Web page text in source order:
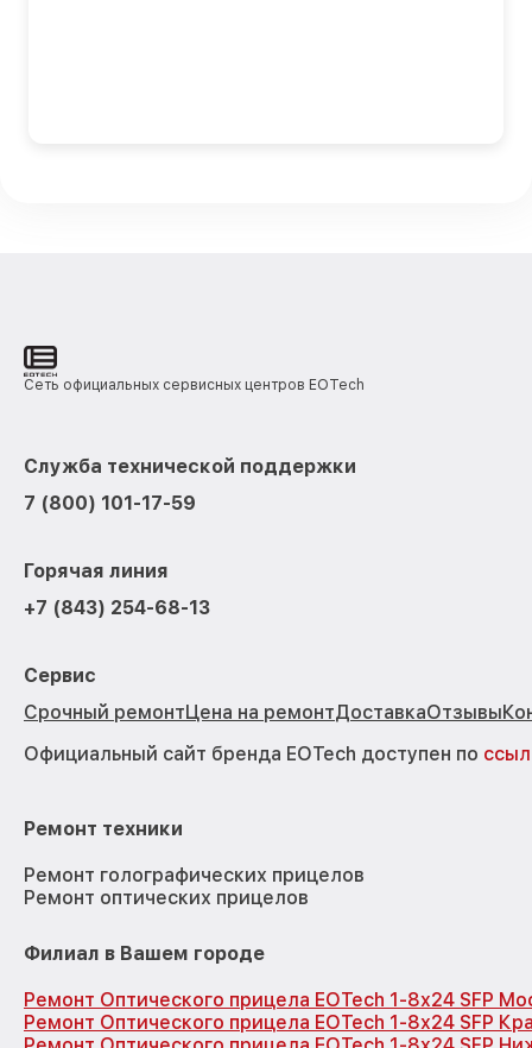
Сеть официальных сервисных центров EOTech
Служба технической поддержки
7 (800) 101-17-59
Горячая линия
+7 (843) 254-68-13
Сервис
Срочный ремонтЦена на ремонтДоставкаОтзывы
Официальный сайт бренда EOTech доступен по
Ремонт техники
Ремонт голографических прицелов
Ремонт оптических прицелов
Филиал в Вашем городе
Ремонт Оптического прицела EOTech 1-8x24 SFP
Ремонт Оптического прицела EOTech 1-8x24 SFP